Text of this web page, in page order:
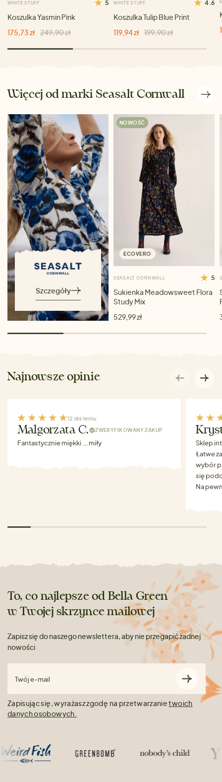
WHITE STUFF 5
Koszulka Yasmin Pink
175,73 zł 249,90 zł
WHITE STUFF 4.6
Koszulka Tulip Blue Print
119,94 zł 199,90 zł
Więcej od marki Seasalt Cornwall
Szczegóły
NOWOŚĆ
ECOVERO
SEASALT CORNWALL 5
Sukienka Meadowsweet Flora
Study Mix
529,99 zł
Najnowsze opinie
12 dni temu
Malgorzata C. ZWERYFIKOWANY ZAKUP
Fantastycznie miękki ….miły
Sklep
Łatwe
wybór
się
Na
To, co najlepsze od Bella Green
w Twojej skrzynce mailowej
Zapisz się do naszego newslettera, aby nie przegapić żadnej
nowości
Twój e-mail
Zapisując się, wyrażasz zgodę na przetwarzanietwoich
danych osobowych.